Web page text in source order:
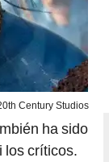
Century Studios
ha sido
los críticos.